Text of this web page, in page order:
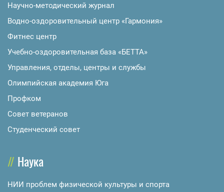
Научно-методический журнал
Водно-оздоровительный центр «Гармония»
Фитнес центр
Учебно-оздоровительная база «БЕТТА»
Управления, отделы, центры и службы
Олимпийская академия Юга
Профком
Совет ветеранов
Студенческий совет
Наука
НИИ проблем физической культуры и спорта